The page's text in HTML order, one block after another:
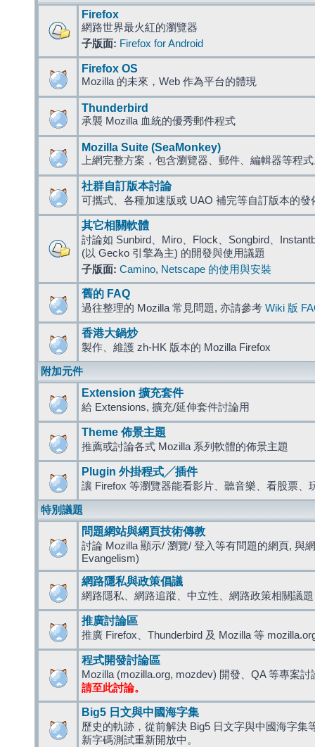
Firefox
網路世界最火紅的瀏覽器
子版面: Firefox for Android
Firefox OS
Mozilla 的未來，Web 作為平台的體現
Thunderbird
承襲 Mozilla 血統的優秀郵件程式
Mozilla Suite (SeaMonkey)
上網完整方案，包含瀏覽器、郵件、編輯器等程
社群自訂版本討論
可攜式、各種加速版或 UAO 補完等自訂版本的發
其它相關軟體
討論如 Sunbird、Miro、Flock、Songbird、
(以 Gecko 引擎為主) 的開發與使用議題
子版面: Camino, Netscape 的使用與安裝
舊的 FAQ
過往整理的 Mozilla 常見問題, 亦請參考 Wiki 版
香港大鍋炒
製作、維護 zh-HK 版本的 Mozilla Firefox
附加元件
Extension 擴充套件
給 Extensions, 擴充/延伸套件討論用
Theme 佈景主題
推薦或討論各式 Mozilla 系列軟體的佈景主題
Plugin 外掛程式╱插件
讓 Firefox 等瀏覽器能看影片、聽音樂、看股票、
特別議題
問題網站與網頁技術傳教
討論 Mozilla 顯示/ 瀏覽/ 登入等有問題的網頁, 與
Evangelism)
網路隱私與政策倡議
網路隱私、網路追蹤、中立性、網路政策相關議題
推廣討論區
推廣 Firefox、Thunderbird 及 Mozilla 等
程式開發討論區
Mozilla (mozilla.org, mozdev) 開發、QA 等專案討
請至此討論。
Big5 日文與中國海字集
歷史的軌跡，從前解決 Big5 日文字與中國海字集
新字碼測試重新開放中。